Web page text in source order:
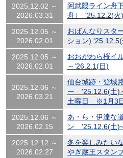
2025.12.02 ～
2026.03.31
阿武隈ライン舟
舟｣ '25.12.2(火
2025.12.05 ～
2026.02.01
おばんなりスタ
ション) '25.12.5(
2025.12.05 ～
2026.02.01
おおがわら桜イ
～’26.2.1(日)
2025.12.06 ～
2026.03.21
仙台城跡・登城
ー '25.12.6(土)
土曜日 ※1月3
2025.12.06 ～
2026.02.15
あ・ら・伊達な
ン '25.12.6(土
2025.12.12 ～
2026.02.27
冬を楽しみたい
やぎ蔵王スタン